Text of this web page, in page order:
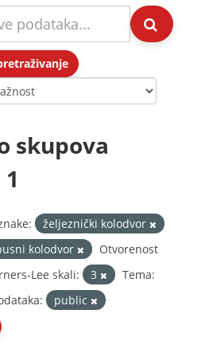
skupova
željeznički kolodvor
kolodvor
Otvorenost
Lee skali:
3
Tema:
public